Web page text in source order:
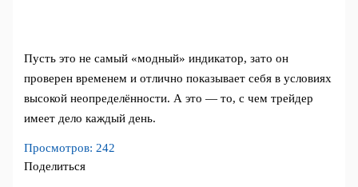
Пусть это не самый «модный» индикатор, зато он
проверен временем и отлично показывает себя в условиях
высокой неопределённости. А это — то, с чем трейдер
имеет дело каждый день.
Просмотров: 242
Поделиться